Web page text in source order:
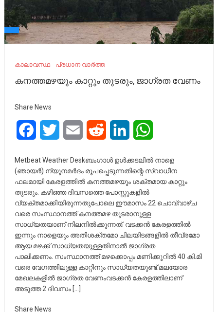
കാലാവസ്ഥ പ്രധാന വാർത്ത
കനത്തമഴയും കാറ്റും തുടരും, ജാഗ്രത വേണം
Share News
FacebookTwitter Email Reddit LinkedIn
Metbeat Weather Deskബംഗാള്‍ ഉള്‍ക്കടലില്‍ നാളെ
(ഞായര്‍) ന്യൂനമര്‍ദം രൂപപ്പെടുന്നതിന്റെ സ്വാധീന
ഫലമായി കേരളത്തില്‍ കനത്തമഴയും ശക്തമായ കാറ്റും
തുടരും. കഴിഞ്ഞ ദിവസത്തെ പോസ്റ്റുകളില്‍
വ്യക്തമാക്കിയിരുന്നതുപോലെ ഈമാസം 22 ചൊവ്വാഴ്ച
വരെ സംസ്ഥാനത്ത് കനത്തമഴ തുടരാനുള്ള
സാധ്യതയാണ് നിലനില്‍ക്കുന്നത്. വടക്കന്‍ കേരളത്തില്‍
ഇന്നും നാളെയും അതിശക്തമോ ചിലയിടങ്ങളില്‍ തീവ്രമോ
ആയ മഴക്ക് സാധ്യതയുള്ളതിനാല്‍ ജാഗ്രത
പാലിക്കണം. സംസ്ഥാനത്ത് മഴക്കൊപ്പം മണിക്കൂറില്‍ 40 കി.മി
വരെ വേഗത്തിലുള്ള കാറ്റിനും സാധ്യതയുണ്ട്.മലയോര
മേഖലകളില്‍ ജാഗ്രത വേണംവടക്കന്‍ കേരളത്തിലാണ്
അടുത്ത 2 ദിവസം […]
Share News